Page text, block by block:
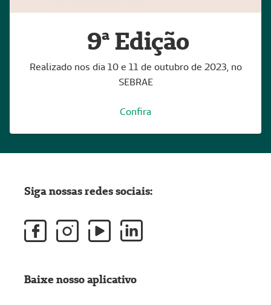
9ª Edição
Realizado nos dia 10 e 11 de outubro de 2023, no
SEBRAE
Confira
Siga nossas redes sociais:
Baixe nosso aplicativo